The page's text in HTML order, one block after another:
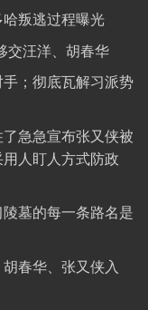
叛逃过程曝光
交汪洋、胡春华
；彻底瓦解习派势
急急宣布张又侠被
人盯人方式防政
墓的每一条路名是
春华、张又侠入